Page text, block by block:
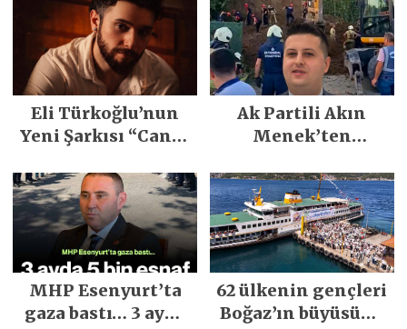
Emeğiyle Son
Yılların En Büyük
Festivali
Gerçekleşti
Eli Türkoğlu’nun
Yeni Şarkısı “Canın
İlgi Gördü!..
Ak Partili Akın
Menek’ten
heyelan sonrası
kritik uyarı
MHP Esenyurt’ta
gaza bastı… 3 ayda
62 ülkenin gençleri
Boğaz’ın büyüsüne